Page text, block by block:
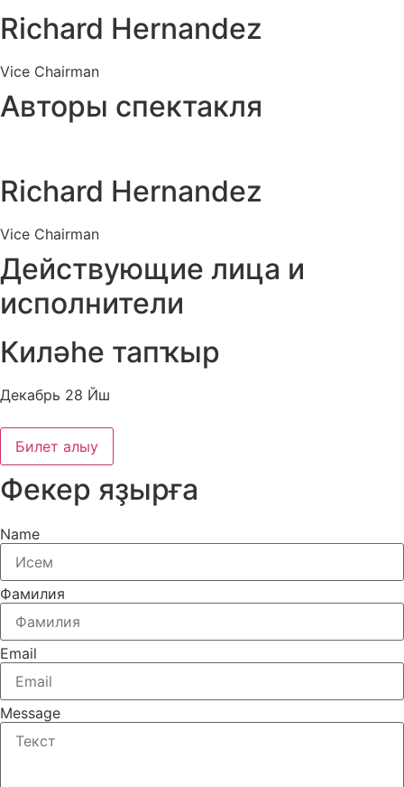
Richard Hernandez
Vice Chairman
Авторы спектакля
Richard Hernandez
Vice Chairman
Действующие лица и
исполнители
Киләһе тапҡыр
Декабрь 28 Йш
Билет алыу
Фекер яҙырға
Name
Фамилия
Email
Message